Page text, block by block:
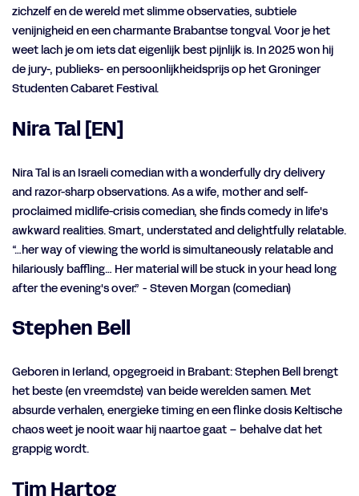
zichzelf en de wereld met slimme observaties, subtiele
venijnigheid en een charmante Brabantse tongval. Voor je het
weet lach je om iets dat eigenlijk best pijnlijk is. In 2025 won hij
de jury-, publieks- en persoonlijkheidsprijs op het Groninger
Studenten Cabaret Festival.
Nira Tal [EN]
Nira Tal is an Israeli comedian with a wonderfully dry delivery
and razor-sharp observations. As a wife, mother and self-
proclaimed midlife-crisis comedian, she finds comedy in life's
awkward realities. Smart, understated and delightfully relatable.
“…her way of viewing the world is simultaneously relatable and
hilariously baffling… Her material will be stuck in your head long
after the evening's over.” - Steven Morgan (comedian)
Stephen Bell
Geboren in Ierland, opgegroeid in Brabant: Stephen Bell brengt
het beste (en vreemdste) van beide werelden samen. Met
absurde verhalen, energieke timing en een flinke dosis Keltische
chaos weet je nooit waar hij naartoe gaat – behalve dat het
grappig wordt.
Tim Hartog